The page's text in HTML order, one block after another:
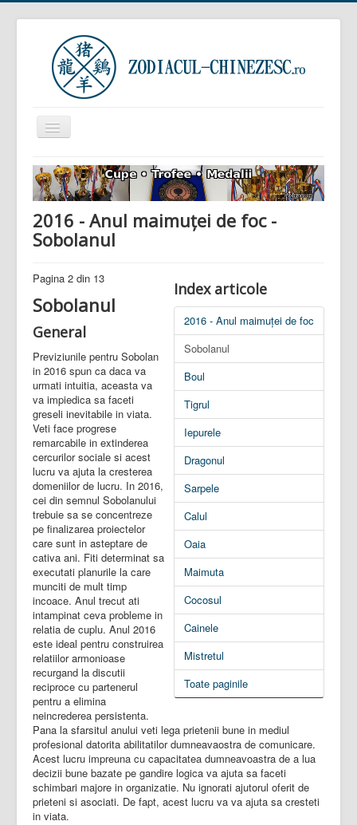
Comută
navigarea
Prima pagină
Zodiacul Chinezesc
Zodiacul European
Horoscop zilnic
Zodiacul Arboricol
Semnificația viselor
Sunteți aici:
Zodiacul Chinezesc
Zodiacul pe ani
2016 - Anul maimuței de foc
2016 - Anul maimuței de foc -
Sobolanul
Index articole
2016 - Anul maimuței de foc
Sobolanul
Boul
Tigrul
Iepurele
Dragonul
Sarpele
Calul
Oaia
Maimuta
Cocosul
Cainele
Mistretul
Toate paginile
Pagina 2 din 13
Sobolanul
General
Previziunile pentru Sobolan
in 2016 spun ca daca va
urmati intuitia, aceasta va
va impiedica sa faceti
greseli inevitabile in viata.
Veti face progrese
remarcabile in extinderea
cercurilor sociale si acest
lucru va ajuta la cresterea
domeniilor de lucru. In 2016,
cei din semnul Sobolanului
trebuie sa se concentreze
pe finalizarea proiectelor
care sunt in asteptare de
cativa ani. Fiti determinat sa
executati planurile la care
munciti de mult timp
incoace. Anul trecut ati
intampinat ceva probleme in
relatia de cuplu. Anul 2016
este ideal pentru construirea
relatiilor armonioase
recurgand la discutii
reciproce cu partenerul
pentru a elimina
neincrederea persistenta.
Pana la sfarsitul anului veti lega prietenii bune in mediul
profesional datorita abilitatilor dumneavaostra de comunicare.
Acest lucru impreuna cu capacitatea dumneavoastra de a lua
decizii bune bazate pe gandire logica va ajuta sa faceti
schimbari majore in organizatie. Nu ignorati ajutorul oferit de
prieteni si asociati. De fapt, acest lucru va va ajuta sa cresteti
in viata.